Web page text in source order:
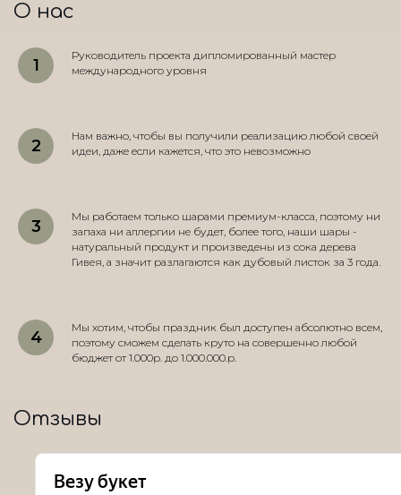
О нас
Руководитель проекта дипломированный мастер
международного уровня
Нам важно, чтобы вы получили реализацию любой своей
идеи, даже если кажется, что это невозможно
Мы работаем только шарами премиум-класса, поэтому ни
запаха ни аллергии не будет, более того, наши шары -
натуральный продукт и произведены из сока дерева
Гивея, а значит разлагаются как дубовый листок за 3 года.
Мы хотим, чтобы праздник был доступен абсолютно всем,
поэтому сможем сделать круто на совершенно любой
бюджет от 1.000р. до 1.000.000.р.
Отзывы